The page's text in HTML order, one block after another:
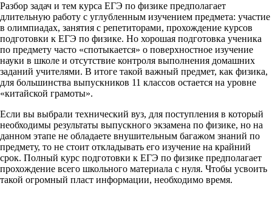
Разбор задач и тем курса ЕГЭ по физике предполагает
длительную работу с углубленным изучением предмета: участие
в олимпиадах, занятия с репетиторами, прохождение курсов
подготовки к ЕГЭ по физике. Но хорошая подготовка ученика
по предмету часто «спотыкается» о поверхностное изучение
науки в школе и отсутствие контроля выполнения домашних
заданий учителями. В итоге такой важный предмет, как физика,
для большинства выпускников 11 классов остается на уровне
«китайской грамоты».
Если вы выбрали технический вуз, для поступления в который
необходимы результаты выпускного экзамена по физике, но на
данном этапе не обладаете внушительным багажом знаний по
предмету, то не стоит откладывать его изучение на крайний
срок. Полный курс подготовки к ЕГЭ по физике предполагает
прохождение всего школьного материала с нуля. Чтобы усвоить
такой огромный пласт информации, необходимо время.